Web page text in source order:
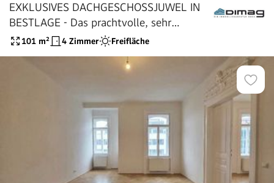
EXKLUSIVES DACHGESCHOSSJUWEL IN
BESTLAGE - Das prachtvolle, sehr
exklusive Terrassenpenthouse mit
101 m² 4 Zimmer Freifläche